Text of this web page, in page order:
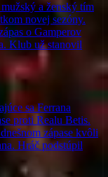
a ženský tím
novej sezóny.
o Gamperov
Klub už stanovil
sa Ferrana
proti Realu Betis.
zápase kvôli
Hráč podstúpil